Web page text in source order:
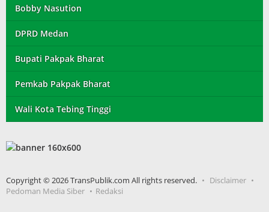
Bobby Nasution
DPRD Medan
Bupati Pakpak Bharat
Pemkab Pakpak Bharat
Wali Kota Tebing Tinggi
Copyright © 2026 TransPublik.com All rights reserved.
Disclaimer
Pedoman Media Siber
Redaksi